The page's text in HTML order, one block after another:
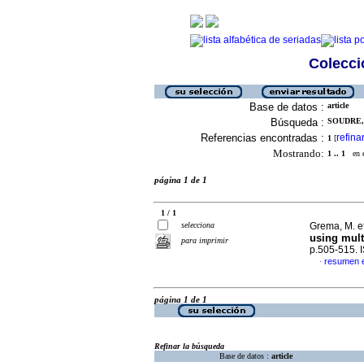
Base de datos : article
Búsqueda :
Referencias encontradas : 1 [refinar
Mostrando: 1 .. 1 en
página 1 de 1
1 / 1
selecciona
para imprimir
Grema, M.
using
p.505-515.
· resumen
página 1 de 1
Refinar la búsqueda
Base de datos : article